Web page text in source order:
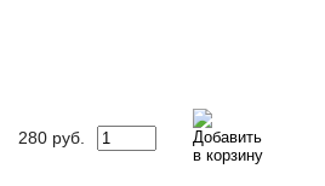
280 руб.